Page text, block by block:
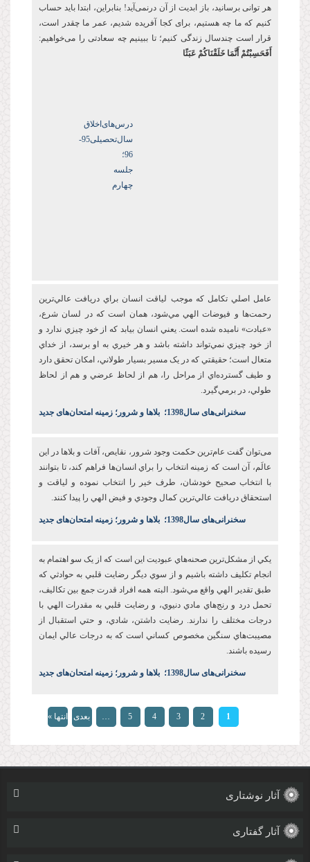
هر توانی برسانید، باز ابدیت از آن درنمی‌آید! بنابراین، ابتدا باید حساب
کنیم که ما چه هستیم، برای کجا آفریده شدیم، عمر ما چقدر است،
قرار است چندسال زندگی کنیم؛ تا ببینیم چه سعادتی را می‌خواهیم:
أَفَحَسِبْتُمْ أَنَّمَا خَلَقْنَاكُمْ عَبَثًا
درس‌های‌اخلاق
سال‌تحصیلی‌95-
96؛
جلسه
چهارم
عامل اصلي تکامل که موجب لياقت انسان براي دريافت عالي‌ترين
رحمت‌ها و فيوضات الهي مي‌شود، همان است که در لسان شرع،
«عبادت» ناميده شده است. يعني انسان بيابد که از خود چيزي ندارد و
از خود چيزي نمي‌تواند داشته باشد و هر خيري به او برسد، از خداي
متعال است؛ حقيقتي که در يک مسير بسيار طولاني، امکان تحقق دارد
و طيف گسترده‌اي از مراحل را، هم از لحاظ عرضي و هم از لحاظ
طولي، در برمي‌گيرد.
سخنرانی‌های سال1398 ؛ بلاها و شرور؛ زمینه امتحان‌های جدید
می‌توان گفت عام‌ترين حکمت وجود شرور، نقايص، آفات و بلاها در اين
عالَم، آن است که زمينه انتخاب را براي انسان‌ها فراهم کند، تا بتوانند
با انتخاب صحيح خودشان، طرف خير را انتخاب نموده و لياقت و
استحقاق دريافت عالي‌ترين کمال وجودي و فيض الهي را پيدا کنند.
سخنرانی‌های سال1398 ؛ بلاها و شرور؛ زمینه امتحان‌های جدید
يکي از مشکل‌ترين صحنه‌هاي عبوديت این است که از يک سو اهتمام به
انجام تکليف داشته باشيم و از سوي ديگر رضايت قلبي به حوادثي که
طبق تقدير الهي واقع مي‌شود. البته همه افراد قدرت جمع بين تکاليف،
تحمل درد و رنج‌هاي مادي دنيوي، و رضايت قلبي به مقدرات الهي با
درجات مختلف را ندارند. رضايت‌ داشتن، شادي، و حتي استقبال از
مصيبت‌هاي سنگين مخصوص کساني است که به درجات عالي ايمان
رسيده باشند.
سخنرانی‌های سال1398 ؛ بلاها و شرور؛ زمینه امتحان‌های جدید
صفحه‌ها1
2
3
4
5
… بعدی انتها »
آثار نوشتاری
آثار گفتاری